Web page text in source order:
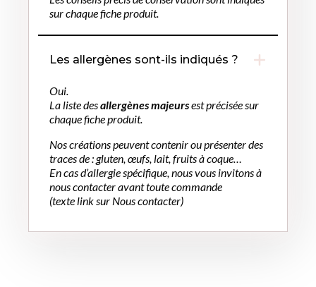
sur chaque fiche produit.
Les allergènes sont-ils indiqués ?
Oui.
La liste desallergènes majeursest précisée sur
chaque fiche produit.
Nos créations peuvent contenir ou présenter des
traces de : gluten, œufs, lait, fruits à coque…
En cas d’allergie spécifique, nous vous invitons à
nous contacter avant toute commande
(texte link sur Nous contacter)